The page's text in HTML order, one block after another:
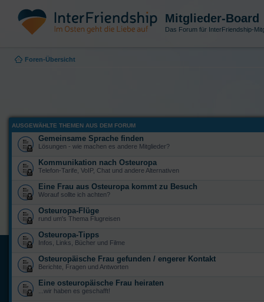
Mitglieder-Board
Das Forum für InterFriendship-
Foren-Übersicht
AUSGEWÄHLTE THEMEN AUS DEM FORUM
Gemeinsame Sprache finden
Lösungen - wie machen es andere Mitglieder?
Kommunikation nach Osteuropa
Telefon-Tarife, VoIP, Chat und andere Alternativen
Eine Frau aus Osteuropa kommt zu Besuch
Worauf sollte ich achten?
Osteuropa-Flüge
rund um's Thema Flugreisen
Osteuropa-Tipps
Infos, Links, Bücher und Filme
Osteuropäische Frau gefunden / engerer Kontakt
Berichte, Fragen und Antworten
Eine osteuropäische Frau heiraten
...wir haben es geschafft!